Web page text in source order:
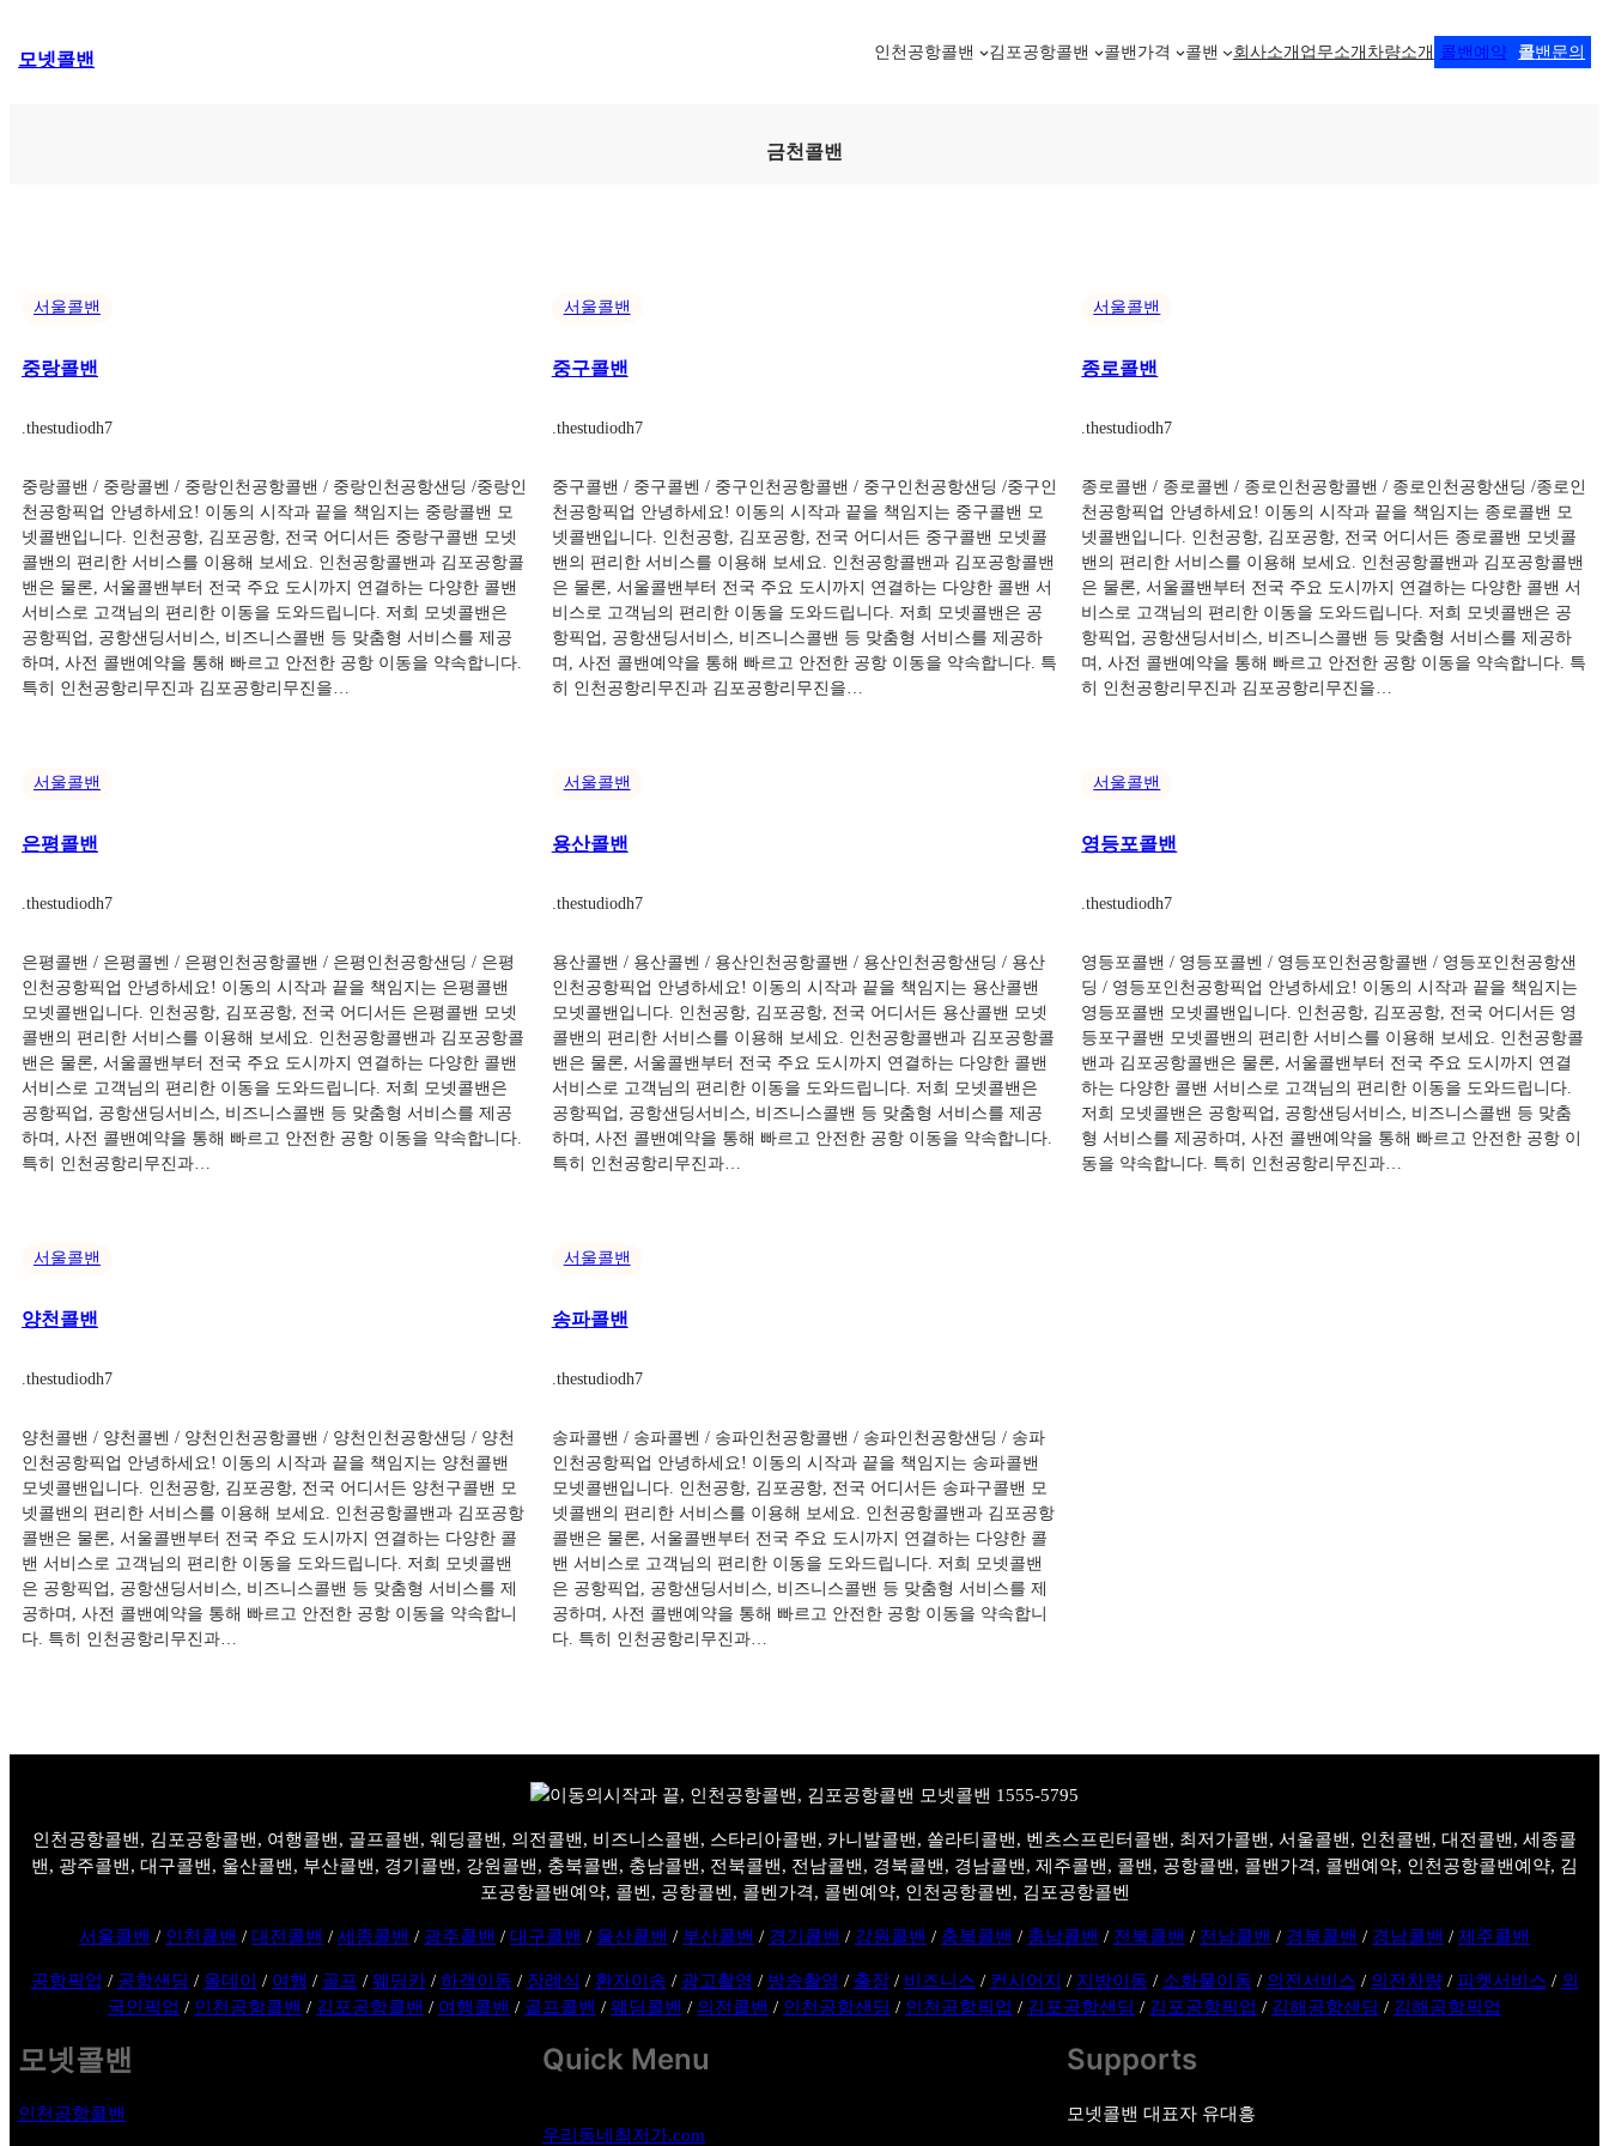
텐
모넷콜밴 인천공항콜밴 김포공항콜밴 콜밴가격 콜밴 회사소개 업무소개 차량소개 콜밴예약 콜밴문의
금천콜밴
서울콜밴
중랑콜밴
thestudiodh7
중랑콜밴 / 중랑콜벤 / 중랑인천공항콜밴 / 중랑인천공항샌딩 /중랑인
천공항픽업 안녕하세요! 이동의 시작과 끝을 책임지는 중랑콜밴 모
넷콜밴입니다. 인천공항, 김포공항, 전국 어디서든 중랑구콜밴 모넷
콜밴의 편리한 서비스를 이용해 보세요. 인천공항콜밴과 김포공항콜
밴은 물론, 서울콜밴부터 전국 주요 도시까지 연결하는 다양한 콜밴
서비스로 고객님의 편리한 이동을 도와드립니다. 저희 모넷콜밴은
공항픽업, 공항샌딩서비스, 비즈니스콜밴 등 맞춤형 서비스를 제공
하며, 사전 콜밴예약을 통해 빠르고 안전한 공항 이동을 약속합니다.
특히 인천공항리무진과 김포공항리무진을…
서울콜밴
중구콜밴
thestudiodh7
중구콜밴 / 중구콜벤 / 중구인천공항콜밴 / 중구인천공항샌딩 /중구인
천공항픽업 안녕하세요! 이동의 시작과 끝을 책임지는 중구콜밴 모
넷콜밴입니다. 인천공항, 김포공항, 전국 어디서든 중구콜밴 모넷콜
밴의 편리한 서비스를 이용해 보세요. 인천공항콜밴과 김포공항콜밴
은 물론, 서울콜밴부터 전국 주요 도시까지 연결하는 다양한 콜밴 서
비스로 고객님의 편리한 이동을 도와드립니다. 저희 모넷콜밴은 공
항픽업, 공항샌딩서비스, 비즈니스콜밴 등 맞춤형 서비스를 제공하
며, 사전 콜밴예약을 통해 빠르고 안전한 공항 이동을 약속합니다. 특
히 인천공항리무진과 김포공항리무진을…
서울콜밴
종로콜밴
.thestudiodh7
종로콜밴 / 종로콜벤 / 종로인천공항콜밴 / 종로인천공항샌딩 /종로인
천공항픽업 안녕하세요! 이동의 시작과 끝을 책임지는 종로콜밴 모
넷콜밴입니다. 인천공항, 김포공항, 전국 어디서든 종로콜밴 모넷콜
밴의 편리한 서비스를 이용해 보세요. 인천공항콜밴과 김포공항콜밴
은 물론, 서울콜밴부터 전국 주요 도시까지 연결하는 다양한 콜밴 서
비스로 고객님의 편리한 이동을 도와드립니다. 저희 모넷콜밴은 공
항픽업, 공항샌딩서비스, 비즈니스콜밴 등 맞춤형 서비스를 제공하
며, 사전 콜밴예약을 통해 빠르고 안전한 공항 이동을 약속합니다. 특
히 인천공항리무진과 김포공항리무진을…
서울콜밴
은평콜밴
thestudiodh7
은평콜밴 / 은평콜벤 / 은평인천공항콜밴 / 은평인천공항샌딩 / 은평
인천공항픽업 안녕하세요! 이동의 시작과 끝을 책임지는 은평콜밴
모넷콜밴입니다. 인천공항, 김포공항, 전국 어디서든 은평콜밴 모넷
콜밴의 편리한 서비스를 이용해 보세요. 인천공항콜밴과 김포공항콜
밴은 물론, 서울콜밴부터 전국 주요 도시까지 연결하는 다양한 콜밴
서비스로 고객님의 편리한 이동을 도와드립니다. 저희 모넷콜밴은
공항픽업, 공항샌딩서비스, 비즈니스콜밴 등 맞춤형 서비스를 제공
하며, 사전 콜밴예약을 통해 빠르고 안전한 공항 이동을 약속합니다.
특히 인천공항리무진과…
서울콜밴
용산콜밴
thestudiodh7
용산콜밴 / 용산콜벤 / 용산인천공항콜밴 / 용산인천공항샌딩 / 용산
인천공항픽업 안녕하세요! 이동의 시작과 끝을 책임지는 용산콜밴
모넷콜밴입니다. 인천공항, 김포공항, 전국 어디서든 용산콜밴 모넷
콜밴의 편리한 서비스를 이용해 보세요. 인천공항콜밴과 김포공항콜
밴은 물론, 서울콜밴부터 전국 주요 도시까지 연결하는 다양한 콜밴
서비스로 고객님의 편리한 이동을 도와드립니다. 저희 모넷콜밴은
공항픽업, 공항샌딩서비스, 비즈니스콜밴 등 맞춤형 서비스를 제공
하며, 사전 콜밴예약을 통해 빠르고 안전한 공항 이동을 약속합니다.
특히 인천공항리무진과…
서울콜밴
영등포콜밴
.thestudiodh7
영등포콜밴 / 영등포콜벤 / 영등포인천공항콜밴 / 영등포인천공항샌
딩 / 영등포인천공항픽업 안녕하세요! 이동의 시작과 끝을 책임지는
영등포콜밴 모넷콜밴입니다. 인천공항, 김포공항, 전국 어디서든 영
등포구콜밴 모넷콜밴의 편리한 서비스를 이용해 보세요. 인천공항콜
밴과 김포공항콜밴은 물론, 서울콜밴부터 전국 주요 도시까지 연결
하는 다양한 콜밴 서비스로 고객님의 편리한 이동을 도와드립니다.
저희 모넷콜밴은 공항픽업, 공항샌딩서비스, 비즈니스콜밴 등 맞춤
형 서비스를 제공하며, 사전 콜밴예약을 통해 빠르고 안전한 공항 이
동을 약속합니다. 특히 인천공항리무진과…
서울콜밴
양천콜밴
thestudiodh7
양천콜밴 / 양천콜벤 / 양천인천공항콜밴 / 양천인천공항샌딩 / 양천
인천공항픽업 안녕하세요! 이동의 시작과 끝을 책임지는 양천콜밴
모넷콜밴입니다. 인천공항, 김포공항, 전국 어디서든 양천구콜밴 모
넷콜밴의 편리한 서비스를 이용해 보세요. 인천공항콜밴과 김포공항
콜밴은 물론, 서울콜밴부터 전국 주요 도시까지 연결하는 다양한 콜
밴 서비스로 고객님의 편리한 이동을 도와드립니다. 저희 모넷콜밴
은 공항픽업, 공항샌딩서비스, 비즈니스콜밴 등 맞춤형 서비스를 제
공하며, 사전 콜밴예약을 통해 빠르고 안전한 공항 이동을 약속합니
다. 특히 인천공항리무진과…
서울콜밴
송파콜밴
thestudiodh7
송파콜밴 / 송파콜벤 / 송파인천공항콜밴 / 송파인천공항샌딩 / 송파
인천공항픽업 안녕하세요! 이동의 시작과 끝을 책임지는 송파콜밴
모넷콜밴입니다. 인천공항, 김포공항, 전국 어디서든 송파구콜밴 모
넷콜밴의 편리한 서비스를 이용해 보세요. 인천공항콜밴과 김포공항
콜밴은 물론, 서울콜밴부터 전국 주요 도시까지 연결하는 다양한 콜
밴 서비스로 고객님의 편리한 이동을 도와드립니다. 저희 모넷콜밴
은 공항픽업, 공항샌딩서비스, 비즈니스콜밴 등 맞춤형 서비스를 제
공하며, 사전 콜밴예약을 통해 빠르고 안전한 공항 이동을 약속합니
다. 특히 인천공항리무진과…
인천공항콜밴, 김포공항콜밴, 여행콜밴, 골프콜밴, 웨딩콜밴, 의전콜밴, 비즈니스콜밴, 스타리아콜밴, 카니발콜밴, 쏠라티콜밴, 벤츠스프린터콜밴, 최저가콜밴, 서울콜밴, 인천콜밴, 대전콜밴, 세종콜
밴, 광주콜밴, 대구콜밴, 울산콜밴, 부산콜밴, 경기콜밴, 강원콜밴, 충북콜밴, 충남콜밴, 전북콜밴, 전남콜밴, 경북콜밴, 경남콜밴, 제주콜밴, 콜밴, 공항콜밴, 콜밴가격, 콜밴예약, 인천공항콜밴예약, 김
포공항콜밴예약, 콜벤, 공항콜벤, 콜벤가격, 콜벤예약, 인천공항콜벤, 김포공항콜벤
서울콜밴 / 인천콜밴 / 대전콜밴 / 세종콜밴 / 광주콜밴 / 대구콜밴 / 울산콜밴 / 부산콜밴 / 경기콜밴 / 강원콜밴 / 충북콜밴 / 충남콜밴 / 전북콜밴 / 전남콜밴 / 경북콜밴 / 경남콜밴 / 제주콜밴
공항픽업 / 공항샌딩 / 올데이 / 여행 / 골프 / 웨딩카/ 하객이동 / 장례식 / 환자이송 / 광고촬영 / 방송촬영 / 출장/ 비즈니스 / 컨시어지 / 지방이동 / 소화물이동 / 의전서비스 / 의전차량/ 피켓서비스 / 외
국인픽업 / 인천공항콜밴 / 김포공항콜밴 / 여행콜밴 / 골프콜밴 / 웨딩콜밴 / 의전콜밴 / 인천공항샌딩 / 인천공항픽업 / 김포공항샌딩 / 김포공항픽업 / 김해공항샌딩 / 김해공항픽업
모넷콜밴
인천공항콜밴
Quick Menu
우리동네최저가.com
Supports
모넷콜밴 대표자 유대흥